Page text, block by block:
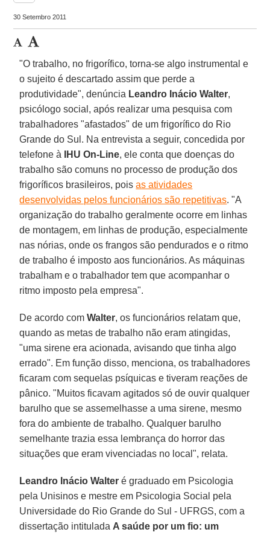
30 Setembro 2011
"O trabalho, no frigorífico, torna-se algo instrumental e
o sujeito é descartado assim que perde a
produtividade", denúncia Leandro Inácio Walter,
psicólogo social, após realizar uma pesquisa com
trabalhadores "afastados" de um frigorífico do Rio
Grande do Sul. Na entrevista a seguir, concedida por
telefone à
IHU On-Line, ele conta que doenças do
trabalho são comuns no processo de produção dos
frigoríficos brasileiros, poisas atividades
desenvolvidas pelos funcionários são repetitivas. "A
organização do trabalho geralmente ocorre em linhas
de montagem, em linhas de produção, especialmente
nas nórias, onde os frangos são pendurados e o ritmo
de trabalho é imposto aos funcionários. As máquinas
trabalham e o trabalhador tem que acompanhar o
ritmo imposto pela empresa".
De acordo comWalter, os funcionários relatam que,
quando as metas de trabalho não eram atingidas,
"uma sirene era acionada, avisando que tinha algo
errado". Em função disso, menciona, os trabalhadores
ficaram com sequelas psíquicas e tiveram reações de
pânico. "Muitos ficavam agitados só de ouvir qualquer
barulho que se assemelhasse a uma sirene, mesmo
fora do ambiente de trabalho. Qualquer barulho
semelhante trazia essa lembrança do horror das
situações que eram vivenciadas no local", relata.
Leandro Inácio Walter é graduado em Psicologia
pela Unisinos e mestre em Psicologia Social pela
Universidade do Rio Grande do Sul - UFRGS, com a
dissertação intitulada A saúde por um fio: um